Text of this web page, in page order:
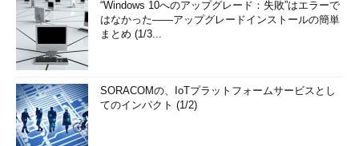
“Windows 10へのアップグレード：失敗”はエラーで
はなかった――アップグレードインストールの簡単
まとめ (1/3...
SORACOMの、IoTプラットフォームサービスとし
てのインパクト (1/2)